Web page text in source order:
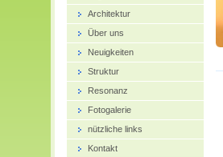
Architektur
Über uns
Neuigkeiten
Struktur
Resonanz
Fotogalerie
nützliche links
Kontakt